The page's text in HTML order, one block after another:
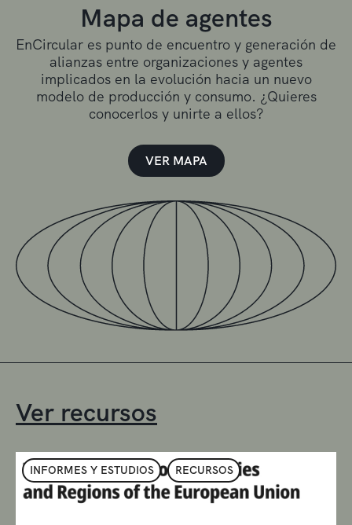
Mapa de agentes
EnCircular es punto de encuentro y generación de
alianzas entre organizaciones y agentes
implicados en la evolución hacia un nuevo
modelo de producción y consumo. ¿Quieres
conocerlos y unirte a ellos?
VER MAPA
Ver recursos
INFORMES Y ESTUDIOS RECURSOS